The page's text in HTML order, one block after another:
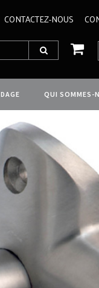
CONTACTEZ-NOUS
QUI SOMMES-